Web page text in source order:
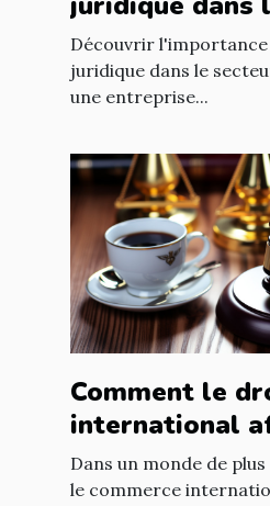
de la santé
Découvrir l'importance
juridique dans le
une entreprise...
Comment le
international
accords
Dans un monde de
le commerce